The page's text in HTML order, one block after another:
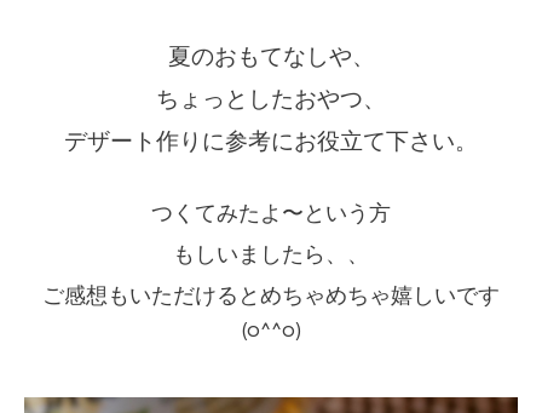
夏のおもてなしや、
ちょっとしたおやつ、
デザート作りに参考にお役立て下さい。
つくてみたよ〜という方
もしいましたら、、
ご感想もいただけるとめちゃめちゃ嬉しいです
(o^^o)